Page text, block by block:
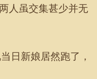
人虽交集甚少并无
日新娘居然跑了，